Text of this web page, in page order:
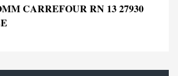
CARREFOUR RN 13 27930